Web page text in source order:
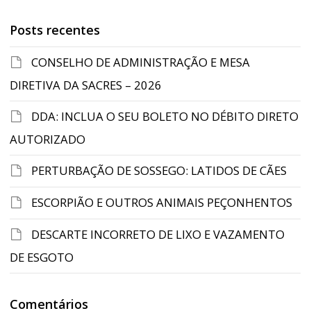
Posts recentes
CONSELHO DE ADMINISTRAÇÃO E MESA
DIRETIVA DA SACRES – 2026
DDA: INCLUA O SEU BOLETO NO DÉBITO DIRETO
AUTORIZADO
PERTURBAÇÃO DE SOSSEGO: LATIDOS DE CÃES
ESCORPIÃO E OUTROS ANIMAIS PEÇONHENTOS
DESCARTE INCORRETO DE LIXO E VAZAMENTO
DE ESGOTO
Comentários